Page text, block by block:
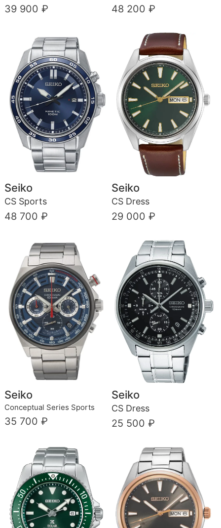
39 900 ₽ 48 200 ₽
Seiko
CS Sports
48 700 ₽
Seiko
CS Dress
29 000 ₽
Seiko
Conceptual Series Sports
35 700 ₽
Seiko
CS Dress
25 500 ₽